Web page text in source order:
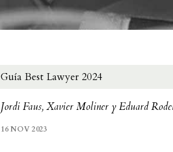
Guía Best Lawyer 2024
Jordi Faus, Xavier Moliner y Eduard
16 NOV 2023